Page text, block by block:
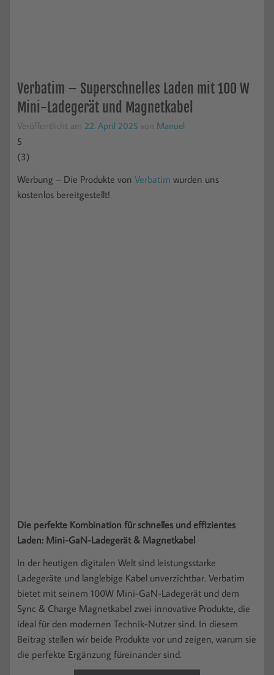
Verbatim – Superschnelles Laden mit 100 W
Mini-Ladegerät und Magnetkabel
Veröffentlicht am 22. April 2025 von Manuel
5
(3)
Werbung – Die Produkte von Verbatim wurden uns
kostenlos bereitgestellt!
Die perfekte Kombination für schnelles und effizientes
Laden: Mini-GaN-Ladegerät & Magnetkabel
In der heutigen digitalen Welt sind leistungsstarke
Ladegeräte und langlebige Kabel unverzichtbar. Verbatim
bietet mit seinem 100W Mini-GaN-Ladegerät und dem
Sync & Charge Magnetkabel zwei innovative Produkte, die
ideal für den modernen Technik-Nutzer sind. In diesem
Beitrag stellen wir beide Produkte vor und zeigen, warum sie
die perfekte Ergänzung füreinander sind.